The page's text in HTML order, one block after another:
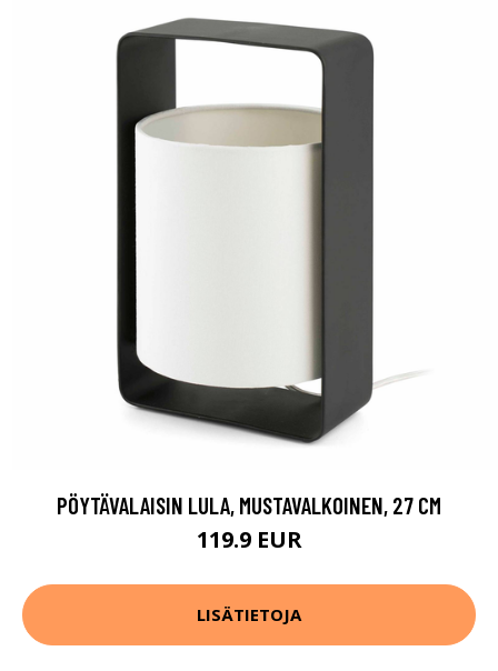
PÖYTÄVALAISIN LULA, MUSTAVALKOINEN, 27 CM
119.9 EUR
LISÄTIETOJA